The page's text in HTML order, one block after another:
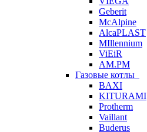
Geberit
McAlpine
AlcaPLAST
MIllennium
ViEiR
AM.PM
Газовые котлы
BAXI
KITURAMI
Protherm
Vaillant
Buderus